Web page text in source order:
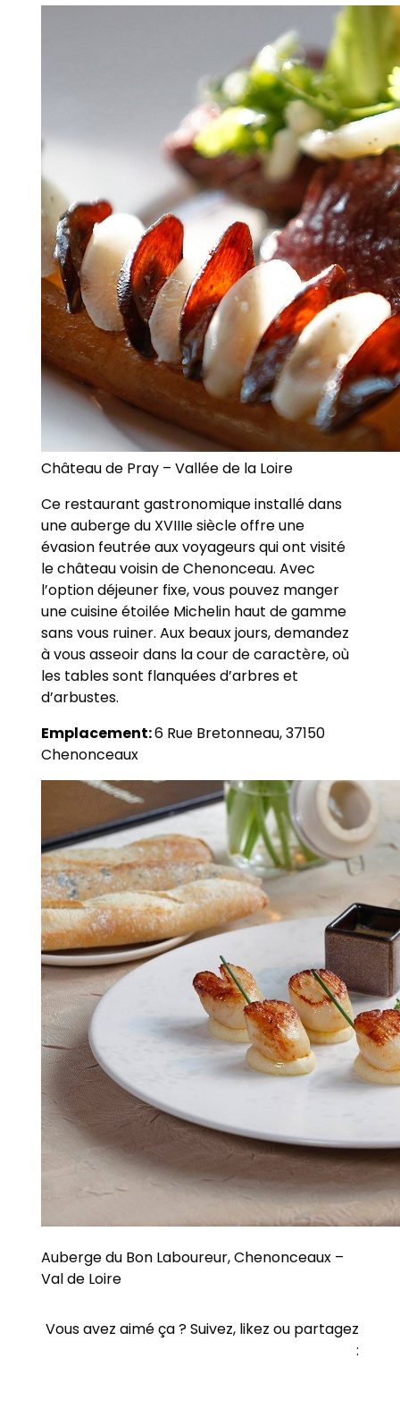
Château de Pray – Vallée de la Loire
Ce restaurant gastronomique installé dans
une auberge du XVIIIe siècle offre une
évasion feutrée aux voyageurs qui ont visité
le château voisin de Chenonceau. Avec
l’option déjeuner fixe, vous pouvez manger
une cuisine étoilée Michelin haut de gamme
sans vous ruiner. Aux beaux jours, demandez
à vous asseoir dans la cour de caractère, où
les tables sont flanquées d’arbres et
d’arbustes.
Emplacement:6 Rue Bretonneau, 37150
Chenonceaux
Auberge du Bon Laboureur, Chenonceaux –
Val de Loire
Vous avez aimé ça ? Suivez, likez ou partagez
: